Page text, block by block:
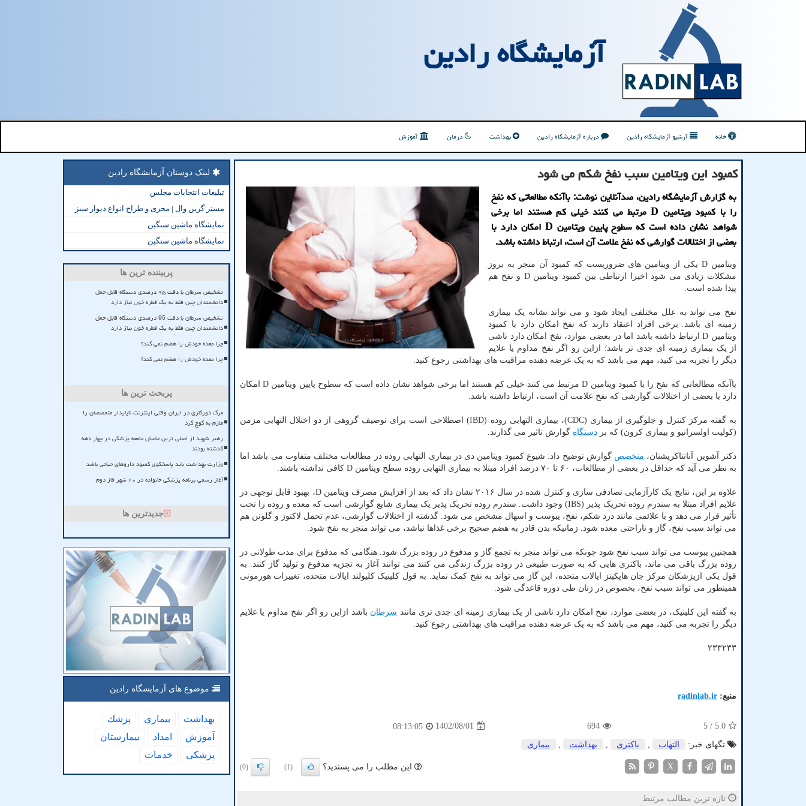
آزمایشگاه رادین
خانه آرشیو آزمایشگاه رادین درباره آزمایشگاه رادین بهداشت درمان آموزش
کمبود این ویتامین سبب نفخ شکم می شود
به گزارش آزمایشگاه رادین، صدآنلاین نوشت: باآنکه مطالعاتی که نفخ
را با کمبود ویتامین D مرتبط می کنند خیلی کم هستند اما برخی
شواهد نشان داده است که سطوح پایین ویتامین D امکان دارد با
بعضی از اختلالات گوارشی که نفخ علامت آن است، ارتباط داشته باشد.
ویتامین D یکی از ویتامین های ضروریست که کمبود آن منجر به بروز
مشکلات زیادی می شود اخیرا ارتباطی بین کمبود ویتامین D و نفخ هم
پیدا شده است.
نفخ می تواند به علل مختلفی ایجاد شود و می تواند نشانه یک بیماری
زمینه ای باشد. برخی افراد اعتقاد دارند که نفخ امکان دارد با کمبود
ویتامین D ارتباط داشته باشد اما در بعضی موارد، نفخ امکان دارد ناشی
از یک بیماری زمینه ای جدی تر باشد؛ ازاین رو اگر نفخ مداوم یا علایم
دیگر را تجربه می کنید، مهم می باشد که به یک عرضه دهنده مراقبت های بهداشتی رجوع کنید.
باآنکه مطالعاتی که نفخ را با کمبود ویتامین D مرتبط می کنند خیلی کم هستند اما برخی شواهد نشان داده است که سطوح پایین ویتامین D امکان
دارد با بعضی از اختلالات گوارشی که نفخ علامت آن است، ارتباط داشته باشد.
به گفته مرکز کنترل و جلوگیری از بیماری (CDC)، بیماری التهابی روده (IBD) اصطلاحی است برای توصیف گروهی از دو اختلال التهابی مزمن
(کولیت اولسراتیو و بیماری کرون) که بر دستگاه گوارش تاثیر می گذارند.
دکتر آشوین آنانتاکریشنان، متخصص گوارش توضیح داد: شیوع کمبود ویتامین دی در بیماری التهابی روده در مطالعات مختلف متفاوت می باشد اما
به نظر می آید که حداقل در بعضی از مطالعات، ۶۰ تا ۷۰ درصد افراد مبتلا به بیماری التهابی روده سطح ویتامین D کافی نداشته باشند.
علاوه بر این، نتایج یک کارآزمایی تصادفی سازی و کنترل شده در سال ۲۰۱۶ نشان داد که بعد از افزایش مصرف ویتامین D، بهبود قابل توجهی در
علایم افراد مبتلا به سندرم روده تحریک پذیر (IBS) وجود داشت. سندرم روده تحریک پذیر یک بیماری شایع گوارشی است که معده و روده را تحت
تأثیر قرار می دهد و با علائمی مانند درد شکم، نفخ، یبوست و اسهال مشخص می شود. گذشته از اختلالات گوارشی، عدم تحمل لاکتوز و گلوتن هم
می تواند سبب نفخ، گاز و ناراحتی معده شود. زمانیکه بدن قادر به هضم صحیح برخی غذاها نباشد، می تواند منجر به نفخ شود.
همچنین یبوست می تواند سبب نفخ شود چونکه می تواند منجر به تجمع گاز و مدفوع در روده بزرگ شود. هنگامی که مدفوع برای مدت طولانی در
روده بزرگ باقی می ماند، باکتری هایی که به صورت طبیعی در روده بزرگ زندگی می کنند می توانند آغاز به تجزیه مدفوع و تولید گاز کنند. به
قول یکی ازپزشکان مرکز جان هاپکینز ایالات متحده، این گاز می تواند به نفخ کمک نماید. به قول کلینیک کلیولند ایالات متحده، تغییرات هورمونی
همینطور می تواند سبب نفخ، بخصوص در زنان طی دوره قاعدگی شود.
به گفته این کلینیک، در بعضی موارد، نفخ امکان دارد ناشی از یک بیماری زمینه ای جدی تری مانند سرطان باشد ازاین رو اگر نفخ مداوم یا علایم
دیگر را تجربه می کنید، مهم می باشد که به یک عرضه دهنده مراقبت های بهداشتی رجوع کنید.
۲۳۳۲۳۳
منبع: radinlab.ir
5.0
/ 5
694
1402/08/01
08:13:05
تگهای خبر:
التهاب باكتری بهداشت بیماری
X این مطلب را می پسندید؟ (1)
(0)
تازه ترین مطالب مرتبط
لینک دوستان آزمایشگاه رادین
تبلیغات انتخابات مجلس
مستر گرین وال | مجری و طراح انواع دیوار سبز
نمایشگاه ماشین سنگین
نمایشگاه ماشین سنگین
پربیننده ترین ها
تشخیص سرطان با دقت ۹۵ درصدی دستگاه قابل حمل
دانشمندان چین فقط به یک قطره خون نیاز دارد
تشخیص سرطان با دقت 95 درصدی دستگاه قابل حمل
دانشمندان چین فقط به یک قطره خون نیاز دارد
چرا معده خودش را هضم نمی کند؟
چرا معده خودش را هضم نمی کند؟
پربحث ترین ها
مرگ دورکاری در ایران وقتی اینترنت ناپایدار متخصصان را
ملزم به کوچ کرد
رهبر شهید از اصلی ترین حامیان جامعه پزشکی در چهار دهه
گذشته بودند
وزارت بهداشت باید پاسخگوی کمبود داروهای حیاتی باشد
آغاز رسمی برنامه پزشکی خانواده در ۲۰ شهر فاز دوم
جدیدترین ها
موضوع های آزمایشگاه رادین
بهداشت بیماری
پزشك
آموزش
امداد
بیمارستان
پزشكی
خدمات